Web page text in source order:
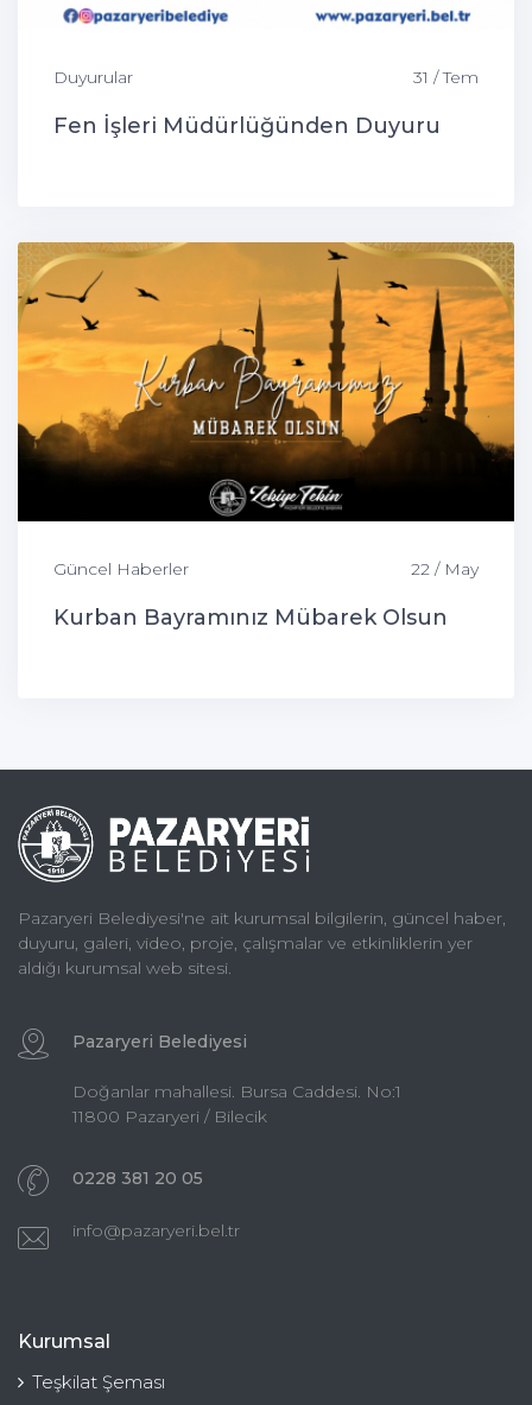
Duyurular 31 / Tem
Fen İşleri Müdürlüğünden Duyuru
Güncel Haberler 22 / May
Kurban Bayramınız Mübarek Olsun
Pazaryeri Belediyesi'ne ait kurumsal bilgilerin, güncel haber,
duyuru, galeri, video, proje, çalışmalar ve etkinliklerin yer
aldığı kurumsal web sitesi.
Pazaryeri Belediyesi
Doğanlar mahallesi. Bursa Caddesi. No:1
11800 Pazaryeri / Bilecik
0228 381 20 05
info@pazaryeri.bel.tr
Kurumsal
Teşkilat Şeması